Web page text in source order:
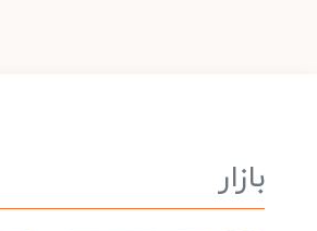
بازار